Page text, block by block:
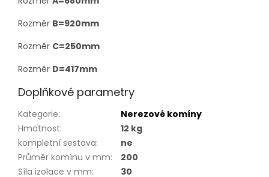
Rozměr B=920mm
Rozměr C=250mm
Rozměr D=417mm
Doplňkové parametry
Kategorie:
Nerezové komíny
Hmotnost:
12 kg
kompletní sestava:
ne
Průměr komínu v mm:
200
Síla izolace v mm:
30